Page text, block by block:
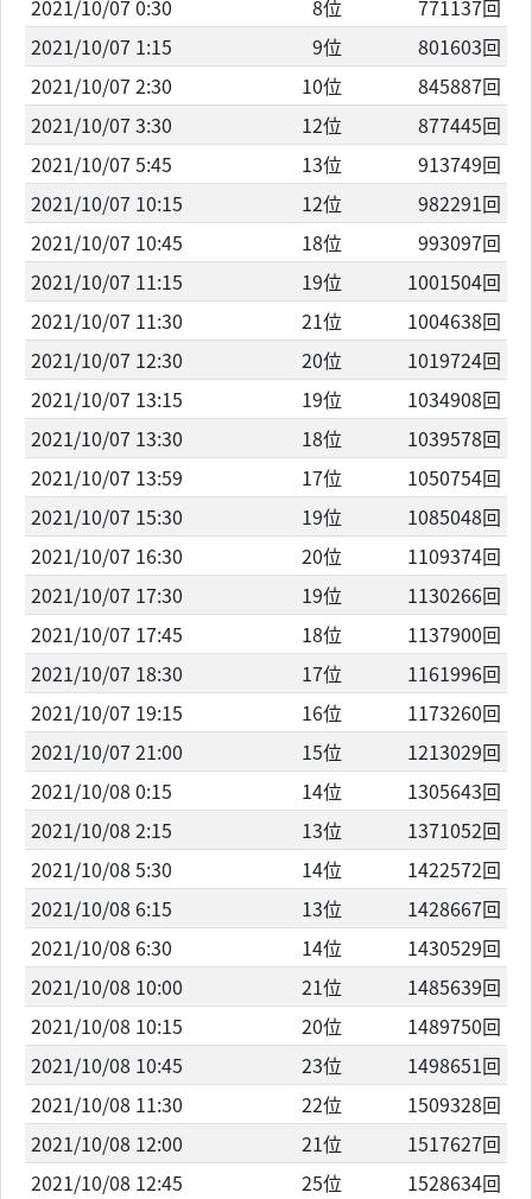
2021/10/07 0:30 8位
771137回
2021/10/07 1:15
9位
801603回
2021/10/07 2:30
10位
845887回
2021/10/07 3:30
12位
877445回
2021/10/07 5:45
13位
913749回
2021/10/07 10:15
12位
982291回
2021/10/07 10:45
18位
993097回
2021/10/07 11:15
19位
1001504回
2021/10/07 11:30
21位
1004638回
2021/10/07 12:30
20位
1019724回
2021/10/07 13:15
19位
1034908回
2021/10/07 13:30
18位
1039578回
2021/10/07 13:59
17位
1050754回
2021/10/07 15:30
19位
1085048回
2021/10/07 16:30
20位
1109374回
2021/10/07 17:30
19位
1130266回
2021/10/07 17:45
18位
1137900回
2021/10/07 18:30
17位
1161996回
2021/10/07 19:15
16位
1173260回
2021/10/07 21:00
15位
1213029回
2021/10/08 0:15
14位
1305643回
2021/10/08 2:15
13位
1371052回
2021/10/08 5:30
14位
1422572回
2021/10/08 6:15
13位
1428667回
2021/10/08 6:30
14位
1430529回
2021/10/08 10:00
21位
1485639回
2021/10/08 10:15
20位
1489750回
2021/10/08 10:45
23位
1498651回
2021/10/08 11:30
22位
1509328回
2021/10/08 12:00
21位
1517627回
2021/10/08 12:45
25位
1528634回